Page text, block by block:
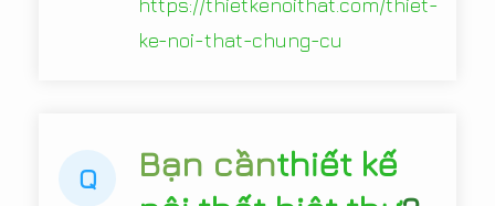
https://thietkenoithat.com/thiet-
ke-noi-that-chung-cu
Q Bạn cầnthiết kế